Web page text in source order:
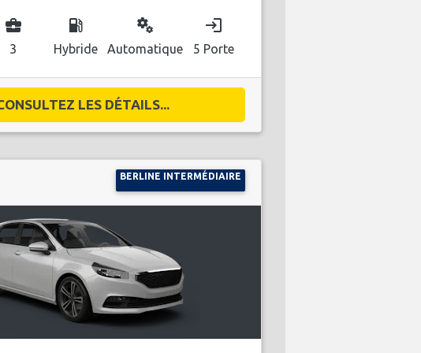
business_center
3
local_gas_station
Hybride
miscellaneous_services
Automatique
login
5 Porte
LES DÉTAILS...
BERLINE INTERMÉDIAIRE